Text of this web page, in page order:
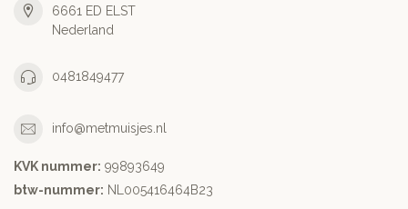
6661 ED ELST
Nederland
0481849477
info@metmuisjes.nl
KVK nummer: 99893649
btw-nummer: NL005416464B23